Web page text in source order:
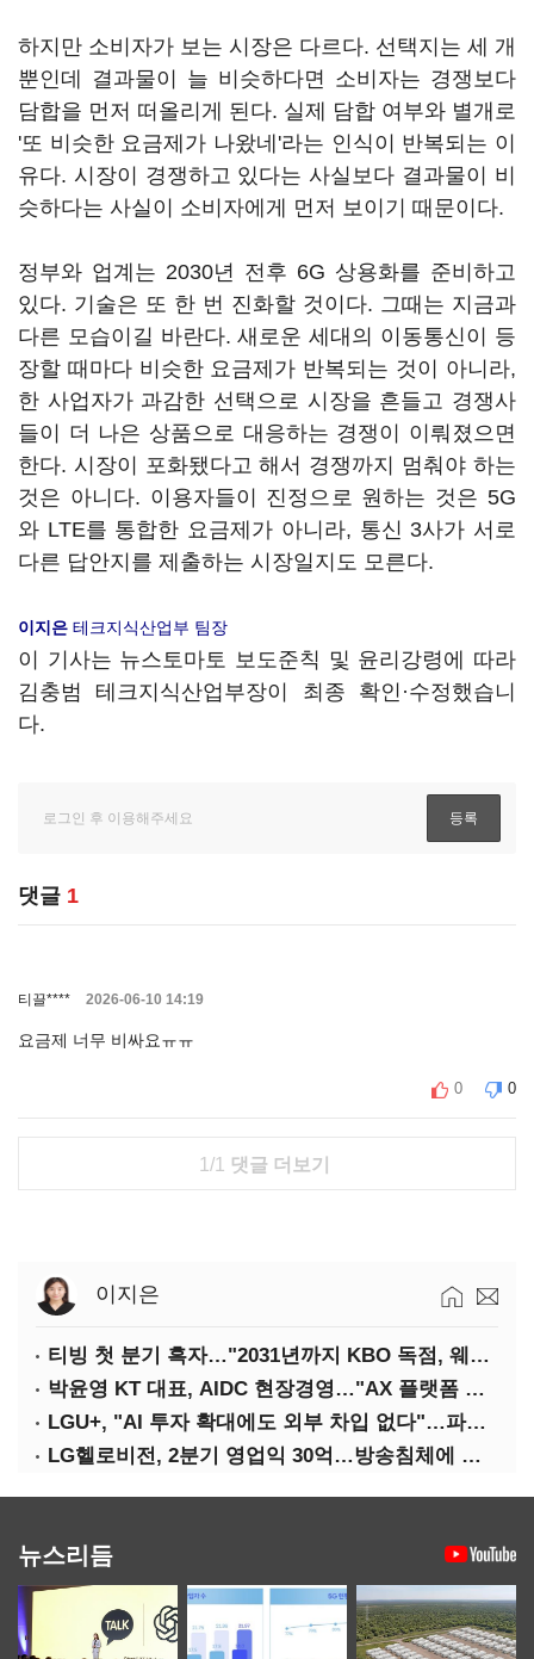
하지만 소비자가 보는 시장은 다르다. 선택지는 세 개
뿐인데 결과물이 늘 비슷하다면 소비자는 경쟁보다
담합을 먼저 떠올리게 된다. 실제 담합 여부와 별개로
'또 비슷한 요금제가 나왔네'라는 인식이 반복되는 이
유다. 시장이 경쟁하고 있다는 사실보다 결과물이 비
슷하다는 사실이 소비자에게 먼저 보이기 때문이다.
정부와 업계는 2030년 전후 6G 상용화를 준비하고
있다. 기술은 또 한 번 진화할 것이다. 그때는 지금과
다른 모습이길 바란다. 새로운 세대의 이동통신이 등
장할 때마다 비슷한 요금제가 반복되는 것이 아니라,
한 사업자가 과감한 선택으로 시장을 흔들고 경쟁사
들이 더 나은 상품으로 대응하는 경쟁이 이뤄졌으면
한다. 시장이 포화됐다고 해서 경쟁까지 멈춰야 하는
것은 아니다. 이용자들이 진정으로 원하는 것은 5G
와 LTE를 통합한 요금제가 아니라, 통신 3사가 서로
다른 답안지를 제출하는 시장일지도 모른다.
이지은 테크지식산업부 팀장
이 기사는 뉴스토마토 보도준칙 및 윤리강령에 따라
김충범 테크지식산업부장이 최종 확인·수정했습니
다.
댓글 1
티끌**** 2026-06-10 14:19
요금제 너무 비싸요ㅠㅠ
0 0
1/1 댓글 더보기
이지은
티빙 첫 분기 흑자…"2031년까지 KBO 독점, 웨이브 합병도 속도"
박윤영 KT 대표, AIDC 현장경영…"AX 플랫폼 핵심 인프라로 키운다"
LGU+, "AI 투자 확대에도 외부 차입 없다"…파주 AIDC 수익성 자신
LG헬로비전, 2분기 영업익 30억…방송침체에 교육용 단말 시장도 축소
뉴스리듬